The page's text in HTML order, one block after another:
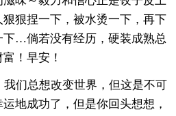
狠捏一下，被水烫一下，再下
下…倘若没有经历，硬装成熟总
！早安！
们总想改变世界，但这是不可
地成功了，但是你回头想想，